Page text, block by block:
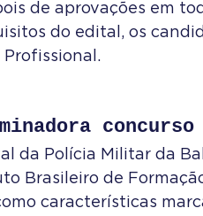
de aprovações em
do edital, os
concurso
da Polícia Militar da
Brasileiro de
características